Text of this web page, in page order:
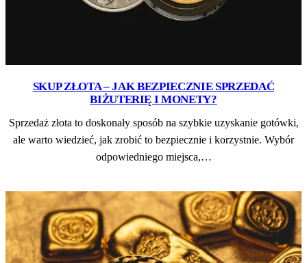
SKUP ZŁOTA – JAK BEZPIECZNIE SPRZEDAĆ
BIŻUTERIĘ I MONETY?
Sprzedaż złota to doskonały sposób na szybkie uzyskanie gotówki,
ale warto wiedzieć, jak zrobić to bezpiecznie i korzystnie. Wybór
odpowiedniego miejsca,…